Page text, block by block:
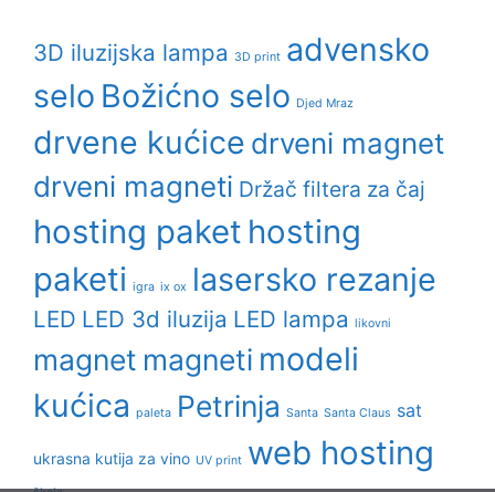
3D iluzijska lampa 3D print advensko
selo Božićno selo Djed Mraz
drvene kućice drveni magnet
drveni magneti Držač filtera za čaj
hosting paket hosting
paketi igra ix ox lasersko rezanje
LED LED 3d iluzija LED lampa likovni
magnet magneti modeli
kućica paleta Petrinja Santa Santa Claus sat
ukrasna kutija za vino UV print web hosting